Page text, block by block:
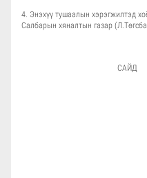
4. Энэхүү тушаалын хэрэгжилтэд
Салбарын хяналтын газар